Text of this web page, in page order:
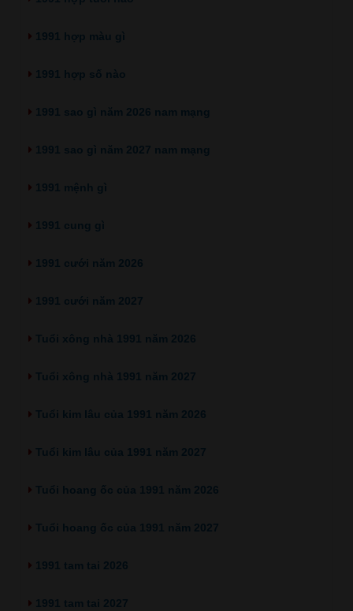
1991 hợp màu gì
1991 hợp số nào
1991 sao gì năm 2026 nam mạng
1991 sao gì năm 2027 nam mạng
1991 mệnh gì
1991 cung gì
1991 cưới năm 2026
1991 cưới năm 2027
Tuổi xông nhà 1991 năm 2026
Tuổi xông nhà 1991 năm 2027
Tuổi kim lâu của 1991 năm 2026
Tuổi kim lâu của 1991 năm 2027
Tuổi hoang ốc của 1991 năm 2026
Tuổi hoang ốc của 1991 năm 2027
1991 tam tai 2026
1991 tam tai 2027